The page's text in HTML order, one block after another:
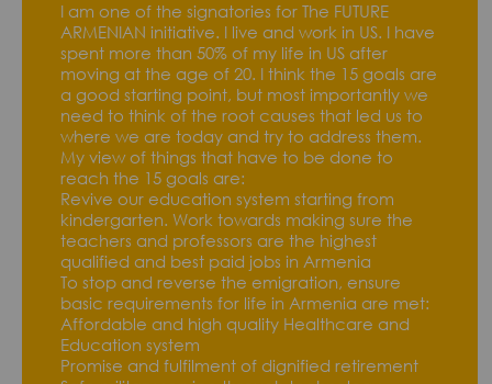
I am one of the signatories for The FUTURE
ARMENIAN initiative. I live and work in US. I have
spent more than 50% of my life in US after
moving at the age of 20. I think the 15 goals are
a good starting point, but most importantly we
need to think of the root causes that led us to
where we are today and try to address them.
My view of things that have to be done to
reach the 15 goals are:
Revive our education system starting from
kindergarten. Work towards making sure the
teachers and professors are the highest
qualified and best paid jobs in Armenia
To stop and reverse the emigration, ensure
basic requirements for life in Armenia are met:
Affordable and high quality Healthcare and
Education system
Promise and fulfilment of dignified retirement